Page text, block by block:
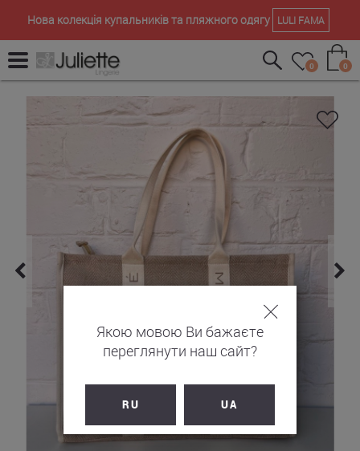
Нова колекція купальників та пляжного одягу LULI FAMA
0 0
Якою мовою Ви бажаєте
переглянути наш сайт?
RU UA